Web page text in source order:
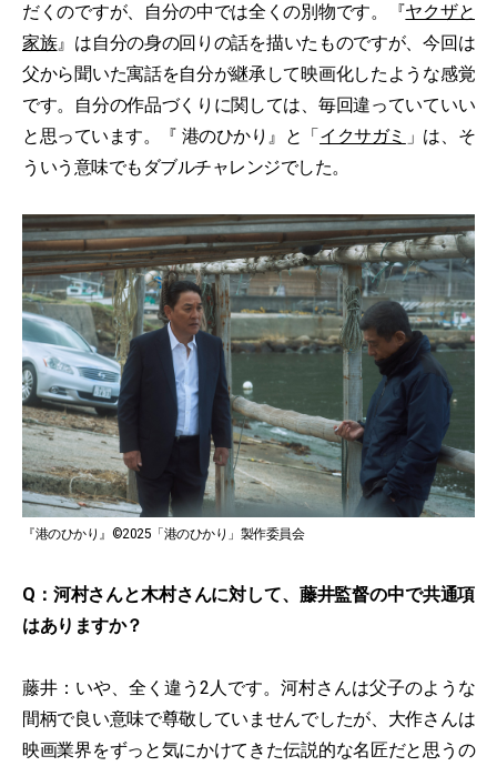
だくのですが、自分の中では全くの別物です。『ヤクザと
家族』は自分の身の回りの話を描いたものですが、今回は
父から聞いた寓話を自分が継承して映画化したような感覚
です。自分の作品づくりに関しては、毎回違っていていい
と思っています。『 港のひかり』と「イクサガミ 」は、そ
ういう意味でもダブルチャレンジでした。
『港のひかり』©2025「港のひかり」製作委員会
Q：河村さんと木村さんに対して、藤井監督の中で共通項
はありますか？
藤井：いや、全く違う2人です。河村さんは父子のような
間柄で良い意味で尊敬していませんでしたが、大作さんは
映画業界をずっと気にかけてきた伝説的な名匠だと思うの